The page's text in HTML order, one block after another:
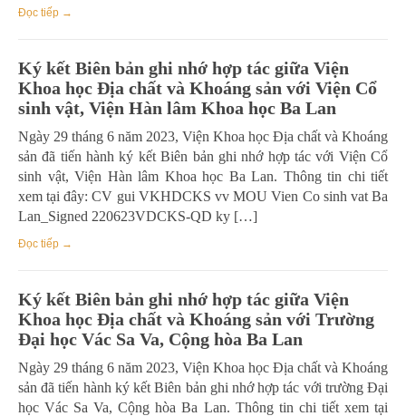
Đọc tiếp →
Ký kết Biên bản ghi nhớ hợp tác giữa Viện
Khoa học Địa chất và Khoáng sản với Viện Cổ
sinh vật, Viện Hàn lâm Khoa học Ba Lan
Ngày 29 tháng 6 năm 2023, Viện Khoa học Địa chất và Khoáng
sản đã tiến hành ký kết Biên bản ghi nhớ hợp tác với Viện Cổ
sinh vật, Viện Hàn lâm Khoa học Ba Lan. Thông tin chi tiết
xem tại đây: CV gui VKHDCKS vv MOU Vien Co sinh vat Ba
Lan_Signed 220623VDCKS-QD ky […]
Đọc tiếp →
Ký kết Biên bản ghi nhớ hợp tác giữa Viện
Khoa học Địa chất và Khoáng sản với Trường
Đại học Vác Sa Va, Cộng hòa Ba Lan
Ngày 29 tháng 6 năm 2023, Viện Khoa học Địa chất và Khoáng
sản đã tiến hành ký kết Biên bản ghi nhớ hợp tác với trường Đại
học Vác Sa Va, Cộng hòa Ba Lan. Thông tin chi tiết xem tại